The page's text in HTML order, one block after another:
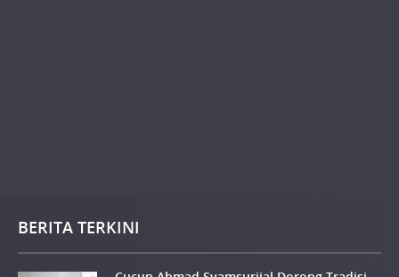
.
BERITA TERKINI